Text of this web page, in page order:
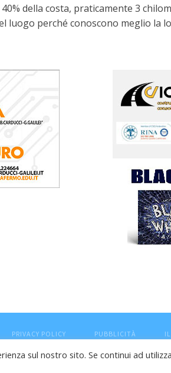
della costa, praticamente 3
luogo perché conoscono meglio la
PRIVACY POLICY PUBBLICITÀ
- Cod.Fisc VTLRFL77B02L500Y -
sul nostro sito. Se continui ad